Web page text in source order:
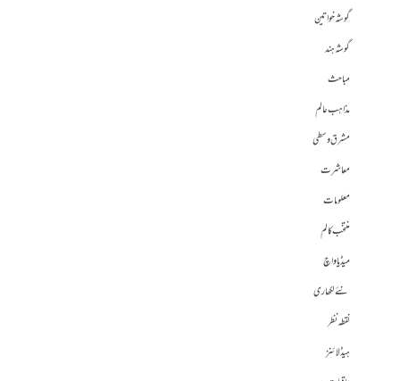
گوشہ خواتین
گوشہ ہند
مباحث
مذاہب عالم
مشرق وسطی
معاشرت
معلومات
منتخب کالم
میڈیا واچ
نئے لکھاری
نقطہ نظر
ہیڈلائنز